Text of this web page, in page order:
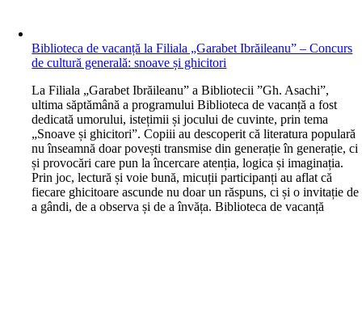
Biblioteca de vacanță la Filiala „Garabet Ibrăileanu” – Concurs
de cultură generală: snoave și ghicitori
La Filiala „Garabet Ibrăileanu” a Bibliotecii ”Gh. Asachi”,
ultima săptămână a programului Biblioteca de vacanță a fost
dedicată umorului, istețimii și jocului de cuvinte, prin tema
„Snoave și ghicitori”. Copiii au descoperit că literatura populară
nu înseamnă doar povești transmise din generație în generație, ci
și provocări care pun la încercare atenția, logica și imaginația.
Prin joc, lectură și voie bună, micuții participanți au aflat că
fiecare ghicitoare ascunde nu doar un răspuns, ci și o invitație de
a gândi, de a observa și de a învăța. Biblioteca de vacanță